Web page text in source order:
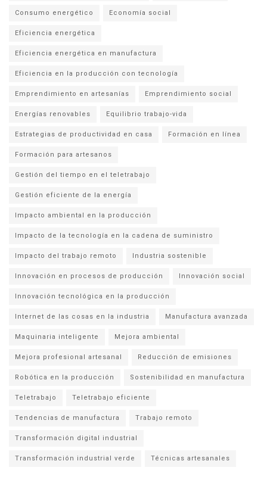
Consumo energético Economía social
Eficiencia energética
Eficiencia energética en manufactura
Eficiencia en la producción con tecnología
Emprendimiento en artesanías Emprendimiento social
Energías renovables Equilibrio trabajo-vida
Estrategias de productividad en casa Formación en línea
Formación para artesanos
Gestión del tiempo en el teletrabajo
Gestión eficiente de la energía
Impacto ambiental en la producción
Impacto de la tecnología en la cadena de suministro
Impacto del trabajo remoto Industria sostenible
Innovación en procesos de producción Innovación social
Innovación tecnológica en la producción
Internet de las cosas en la industria Manufactura avanzada
Maquinaria inteligente Mejora ambiental
Mejora profesional artesanal Reducción de emisiones
Robótica en la producción Sostenibilidad en manufactura
Teletrabajo Teletrabajo eficiente
Tendencias de manufactura Trabajo remoto
Transformación digital industrial
Transformación industrial verde Técnicas artesanales